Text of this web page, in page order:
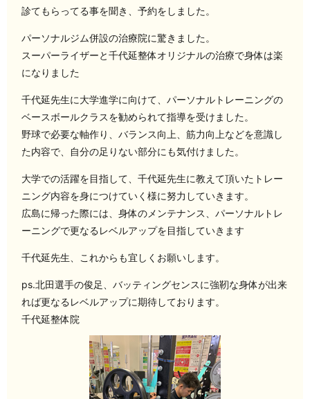
診てもらってる事を聞き、予約をしました。
パーソナルジム併設の治療院に驚きました。
スーパーライザーと千代延整体オリジナルの治療で身体は楽
になりました️
千代延先生に大学進学に向けて、パーソナルトレーニングの
ベースボールクラスを勧められて指導を受けました。
野球で必要な軸作り、バランス向上、筋力向上などを意識し
た内容で、自分の足りない部分にも気付けました。
大学での活躍を目指して、千代延先生に教えて頂いたトレー
ニング内容を身につけていく様に努力していきます。
広島に帰った際には、身体のメンテナンス、パーソナルトレ
ーニングで更なるレベルアップを目指していきます️
千代延先生、これからも宜しくお願いします。
ps.北田選手の俊足、バッティングセンスに強靭な身体が出来
れば更なるレベルアップに期待しております。
千代延整体院️